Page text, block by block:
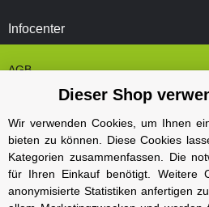
Infocenter
AGB
Cookie Einstelungen
Datenschutz
Impressum
Kontakt und Öffnungszeiten
Versand und Zahlungsarten
Dieser Shop
Wir verwenden Cookies, um Ihnen
bieten zu können. Diese Cookies
Kategorien zusammenfassen. Die
für Ihren Einkauf benötigt. Weitere
anonymisierte Statistiken anfertigen